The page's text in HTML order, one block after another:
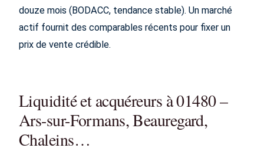
douze mois (BODACC, tendance stable). Un marché
actif fournit des comparables récents pour fixer un
prix de vente crédible.
Liquidité et acquéreurs à 01480 –
Ars-sur-Formans, Beauregard,
Chaleins…